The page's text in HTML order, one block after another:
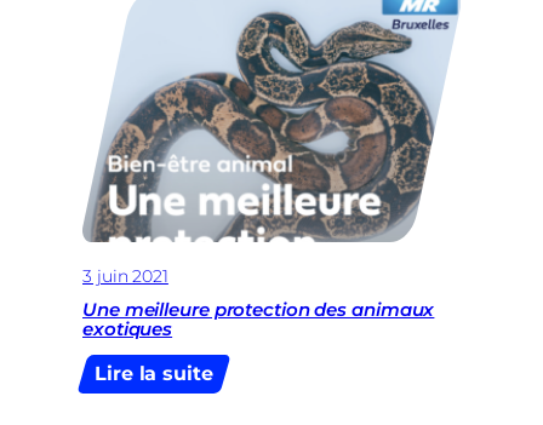
cause
nationale
3 juin 2021
Une meilleure protection des animaux
exotiques
Lire la suite:
Une